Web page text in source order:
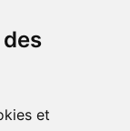
et
fiction pour
et merci de